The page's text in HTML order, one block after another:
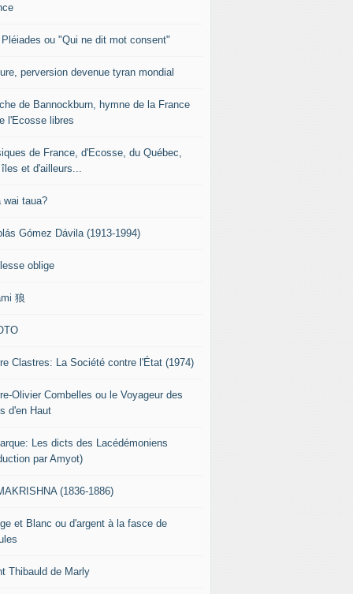
Pléiades ou "Qui ne dit mot consent"
perversion devenue tyran mondial
de Bannockburn, hymne de la France
l'Ecosse libres
de France, d'Ecosse, du Québec,
et d'ailleurs...
wai taua?
Gómez Dávila (1913-1994)
oblige
狼
Clastres: La Société contre l'État (1974)
Olivier Combelles ou le Voyageur des
d'en Haut
Les dicts des Lacédémoniens
par Amyot)
(1836-1886)
et Blanc ou d'argent à la fasce de
Thibauld de Marly